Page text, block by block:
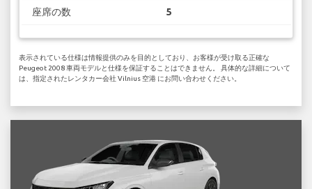
座席の数 5
表示されている仕様は情報提供のみを目的としており、お客様が受け取る正確な
Peugeot 2008 車両モデルと仕様を保証することはできません。 具体的な詳細について
は、指定されたレンタカー会社 Vilnius 空港 にお問い合わせください。